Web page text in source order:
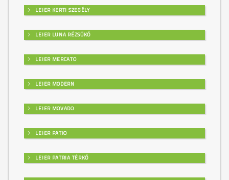
LEIER KERTI SZEGÉLY
LEIER LUNA RÉZSŰKŐ
LEIER MERCATO
LEIER MODERN
LEIER MOVADO
LEIER PATIO
LEIER PATRIA TÉRKŐ